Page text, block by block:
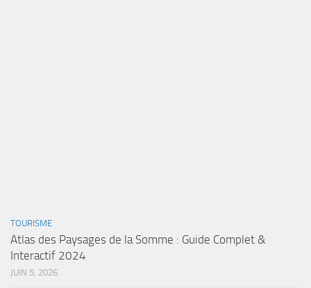
TOURISME
Atlas des Paysages de la Somme : Guide Complet &
Interactif 2024
JUIN 5, 2026